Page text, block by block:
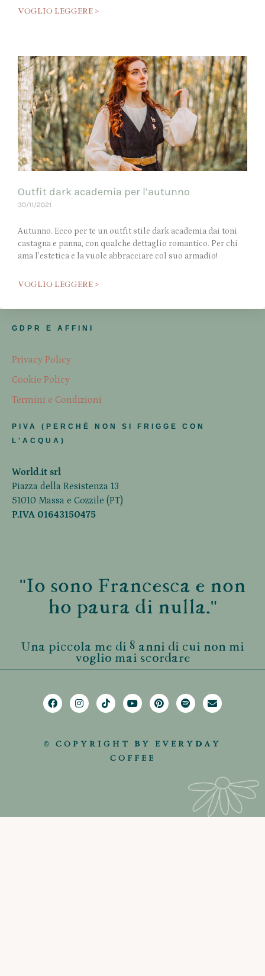
VOGLIO LEGGERE >
Outfit dark academia per l’autunno
30/11/2021
Autunno. Ecco per te un outfit stile dark academia dai toni
castagna e panna, con qualche dettaglio romantico. Per chi
ama l’estetica e la vuole abbracciare col suo armadio!
VOGLIO LEGGERE >
GDPR E AFFINI
Privacy Policy
Cookie Policy
Termini e Condizioni
PIVA (PERCHÈ NON SI FRIGGE CON
L'ACQUA)
World.it srl
Piazza della Resistenza 13
51010 Massa e Cozzile (PT)
P.IVA 01643150475
"Io sono Francesca e non
ho paura di nulla."
Una piccola me di 8 anni di cui non mi
voglio mai scordare
© COPYRIGHT BY EVERYDAY
COFFEE